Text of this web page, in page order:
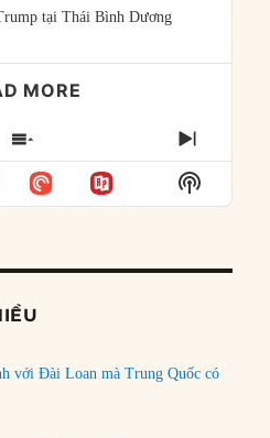
tại Thái Bình Dương
MORE
SHOW
EPISODES
LIST
NEXT
Show
Podcast
với Đài Loan mà Trung Quốc có